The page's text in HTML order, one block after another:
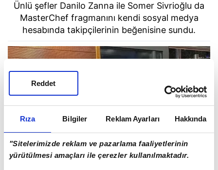
Rıza Bilgiler Reklam Ayarları Hakkında
"Sitelerimizde reklam ve pazarlama faaliyetlerinin
yürütülmesi amaçları ile çerezler kullanılmaktadır.
Reddet
Ünlü şefler Danilo Zanna ile Somer Sivrioğlu da
MasterChef fragmanını kendi sosyal medya
hesabında takipçilerinin beğenisine sundu.